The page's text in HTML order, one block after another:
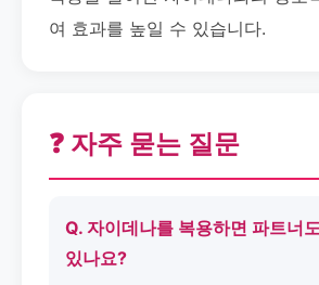
여 효과를 높일 수 있습니다.
❓ 자주 묻는 질문
Q. 자이데나를 복용하면 파트너
있나요?